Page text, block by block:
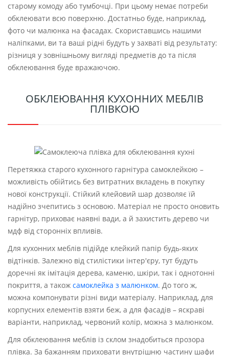
старому комоду або тумбочці. При цьому немає потреби
обклеювати всю поверхню. Достатньо буде, наприклад,
фото чи малюнка на фасадах. Скориставшись нашими
наліпками, ви та ваші рідні будуть у захваті від результату:
різниця у зовнішньому вигляді предметів до та після
обклеювання буде вражаючою.
ОБКЛЕЮВАННЯ КУХОННИХ МЕБЛІВ
ПЛІВКОЮ
Перетяжка старого кухонного гарнітура самоклейкою –
можливість обійтись без витратних вкладень в покупку
нової конструкції. Стійкий клейовий шар дозволяє їй
надійно зчепитись з основою. Матеріал не просто оновить
гарнітур, приховає наявні вади, а й захистить дерево чи
мдф від сторонніх впливів.
Для кухонних меблів підійде клейкий папір будь-яких
відтінків. Залежно від стилістики інтер'єру, тут будуть
доречні як імітація дерева, каменю, шкіри, так і однотонні
покриття, а також самоклейка з малюнком. До того ж,
можна компонувати різні види матеріалу. Наприклад, для
корпусних елементів взяти беж, а для фасадів – яскраві
варіанти, наприклад, червоний колір, можна з малюнком.
Для обклеювання меблів із склом знадобиться прозора
плівка. За бажанням приховати внутрішню частину шафи